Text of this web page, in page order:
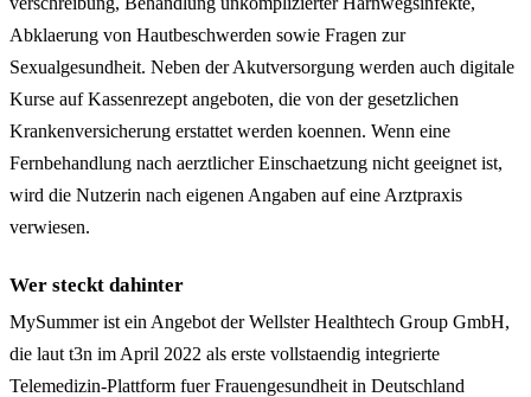
Abklaerung von Hautbeschwerden sowie Fragen zur
Sexualgesundheit. Neben der Akutversorgung werden auch digitale
Kurse auf Kassenrezept angeboten, die von der gesetzlichen
Krankenversicherung erstattet werden koennen. Wenn eine
Fernbehandlung nach aerztlicher Einschaetzung nicht geeignet ist,
wird die Nutzerin nach eigenen Angaben auf eine Arztpraxis
verwiesen.
Wer steckt dahinter
MySummer ist ein Angebot der Wellster Healthtech Group GmbH,
die laut t3n im April 2022 als erste vollstaendig integrierte
Telemedizin-Plattform fuer Frauengesundheit in Deutschland